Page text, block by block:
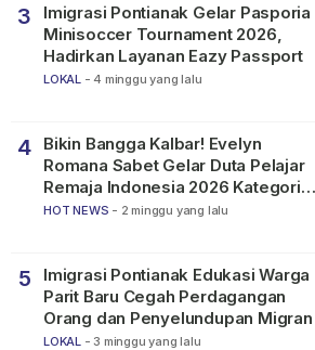
3
Imigrasi Pontianak Gelar Pasporia
Minisoccer Tournament 2026,
Hadirkan Layanan Eazy Passport
LOKAL - 4 minggu yang lalu
4
Bikin Bangga Kalbar! Evelyn
Romana Sabet Gelar Duta Pelajar
Remaja Indonesia 2026 Kategori
SMP
HOT NEWS - 2 minggu yang lalu
5
Imigrasi Pontianak Edukasi Warga
Parit Baru Cegah Perdagangan
Orang dan Penyelundupan Migran
LOKAL - 3 minggu yang lalu